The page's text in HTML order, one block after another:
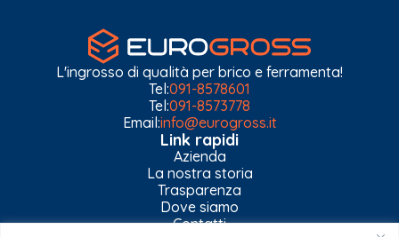
L'ingrosso di qualità per brico e ferramenta!
Tel:091-8578601
Tel:091-8573778
Email:info@eurogross.it
Link rapidi
Azienda
La nostra storia
Trasparenza
Dove siamo
Contatti